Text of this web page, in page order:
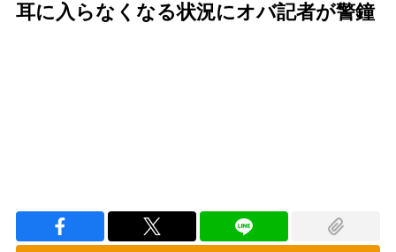
耳に入らなくなる状況にオバ記者が警鐘